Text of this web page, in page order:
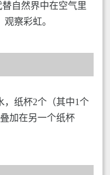
自然界中在空气里
察彩虹。
，纸杯2个（其中1个
加在另一个纸杯